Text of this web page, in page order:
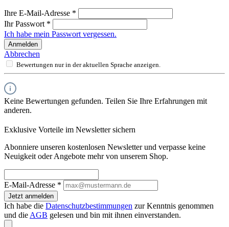
Ihre E-Mail-Adresse *
Ihr Passwort *
Ich habe mein Passwort vergessen.
Anmelden
Abbrechen
Bewertungen nur in der aktuellen Sprache anzeigen.
Keine Bewertungen gefunden. Teilen Sie Ihre Erfahrungen mit
anderen.
Exklusive Vorteile im Newsletter sichern
Abonniere unseren kostenlosen Newsletter und verpasse keine
Neuigkeit oder Angebote mehr von unserem Shop.
E-Mail-Adresse *
Jetzt anmelden
Ich habe die Datenschutzbestimmungen zur Kenntnis genommen
und die AGB gelesen und bin mit ihnen einverstanden.